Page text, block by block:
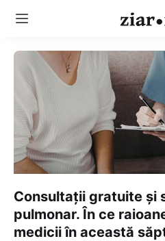
Consultații gratuite și
pulmonar. În ce
medicii în această